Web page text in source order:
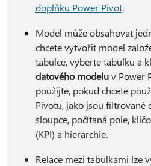
doplňku Power Pivot.
Model může obsahovat
chcete vytvořit model
tabulce, vyberte tabulku a
datového modeluv Power
použijte, pokud chcete
Pivotu, jako jsou filtrované
sloupce, počítaná pole,
(KPI) a hierarchie.
Relace mezi tabulkami lze